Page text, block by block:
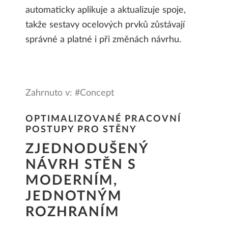
automaticky aplikuje a aktualizuje spoje,
takže sestavy ocelových prvků zůstávají
správné a platné i při změnách návrhu.
Zahrnuto v: #Concept
OPTIMALIZOVANÉ PRACOVNÍ
POSTUPY PRO STĚNY
ZJEDNODUŠENÝ
NÁVRH STĚN S
MODERNÍM,
JEDNOTNÝM
ROZHRANÍM